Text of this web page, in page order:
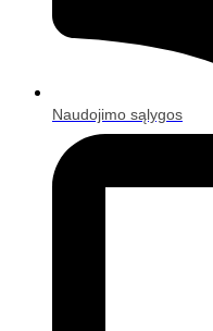
Naudojimo sąlygos